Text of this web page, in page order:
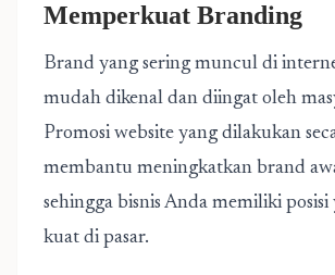
Memperkuat Branding
Brand yang sering muncul di
mudah dikenal dan diingat oleh
Promosi website yang dilakukan
membantu meningkatkan brand
sehingga bisnis Anda memiliki
kuat di pasar.